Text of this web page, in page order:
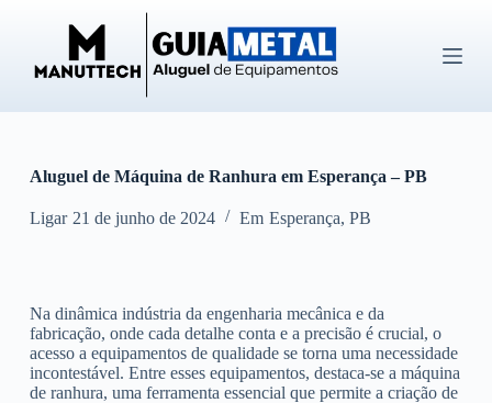
ú
d
o
Aluguel de Máquina de Ranhura em Esperança – PB
Ligar 21 de junho de 2024 Em Esperança, PB
Na dinâmica indústria da engenharia mecânica e da
fabricação, onde cada detalhe conta e a precisão é crucial, o
acesso a equipamentos de qualidade se torna uma necessidade
incontestável. Entre esses equipamentos, destaca-se a máquina
de ranhura, uma ferramenta essencial que permite a criação de